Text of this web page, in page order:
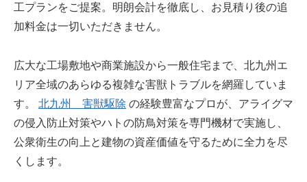
工プランをご提案。明朗会計を徹底し、お見積り後の追
加料金は一切いただきません。
広大な工場敷地や商業施設から一般住宅まで、北九州エ
リア全域のあらゆる複雑な害獣トラブルを網羅していま
す。 北九州 害獣駆除 の経験豊富なプロが、アライグマ
の侵入防止対策やハトの防鳥対策を専門機材で実施し、
公衆衛生の向上と建物の資産価値を守るために全力を尽
くします。